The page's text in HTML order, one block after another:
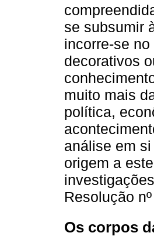
se subsumir
incorre-se
decorativos
muito mais
política,
análise em
origem a
Resolução
Os corpos